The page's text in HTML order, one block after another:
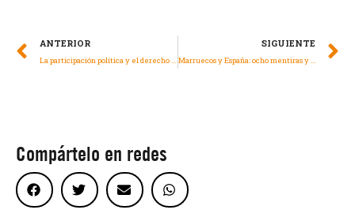
ANTERIOR
La participación política y el derecho a la protesta de niños, niñas y adolescentes
SIGUIENTE
Marruecos y España: ocho mentiras y una verdad sobre la tragedia de Melilla
Compártelo en redes